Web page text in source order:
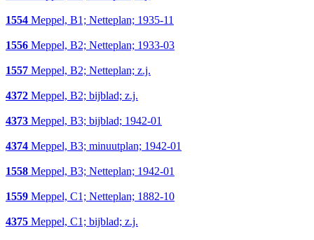
1554 Meppel, B1; Netteplan; 1935-11
1556 Meppel, B2; Netteplan; 1933-03
1557 Meppel, B2; Netteplan; z.j.
4372 Meppel, B2; bijblad; z.j.
4373 Meppel, B3; bijblad; 1942-01
4374 Meppel, B3; minuutplan; 1942-01
1558 Meppel, B3; Netteplan; 1942-01
1559 Meppel, C1; Netteplan; 1882-10
4375 Meppel, C1; bijblad; z.j.